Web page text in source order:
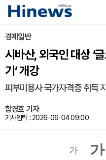
경제일반
시바산, 외국인 대상 ‘
기’ 개강
피부미용사 국가자격증 취득
함경호 기자
기사입력 : 2026-06-04 09:00
가 가